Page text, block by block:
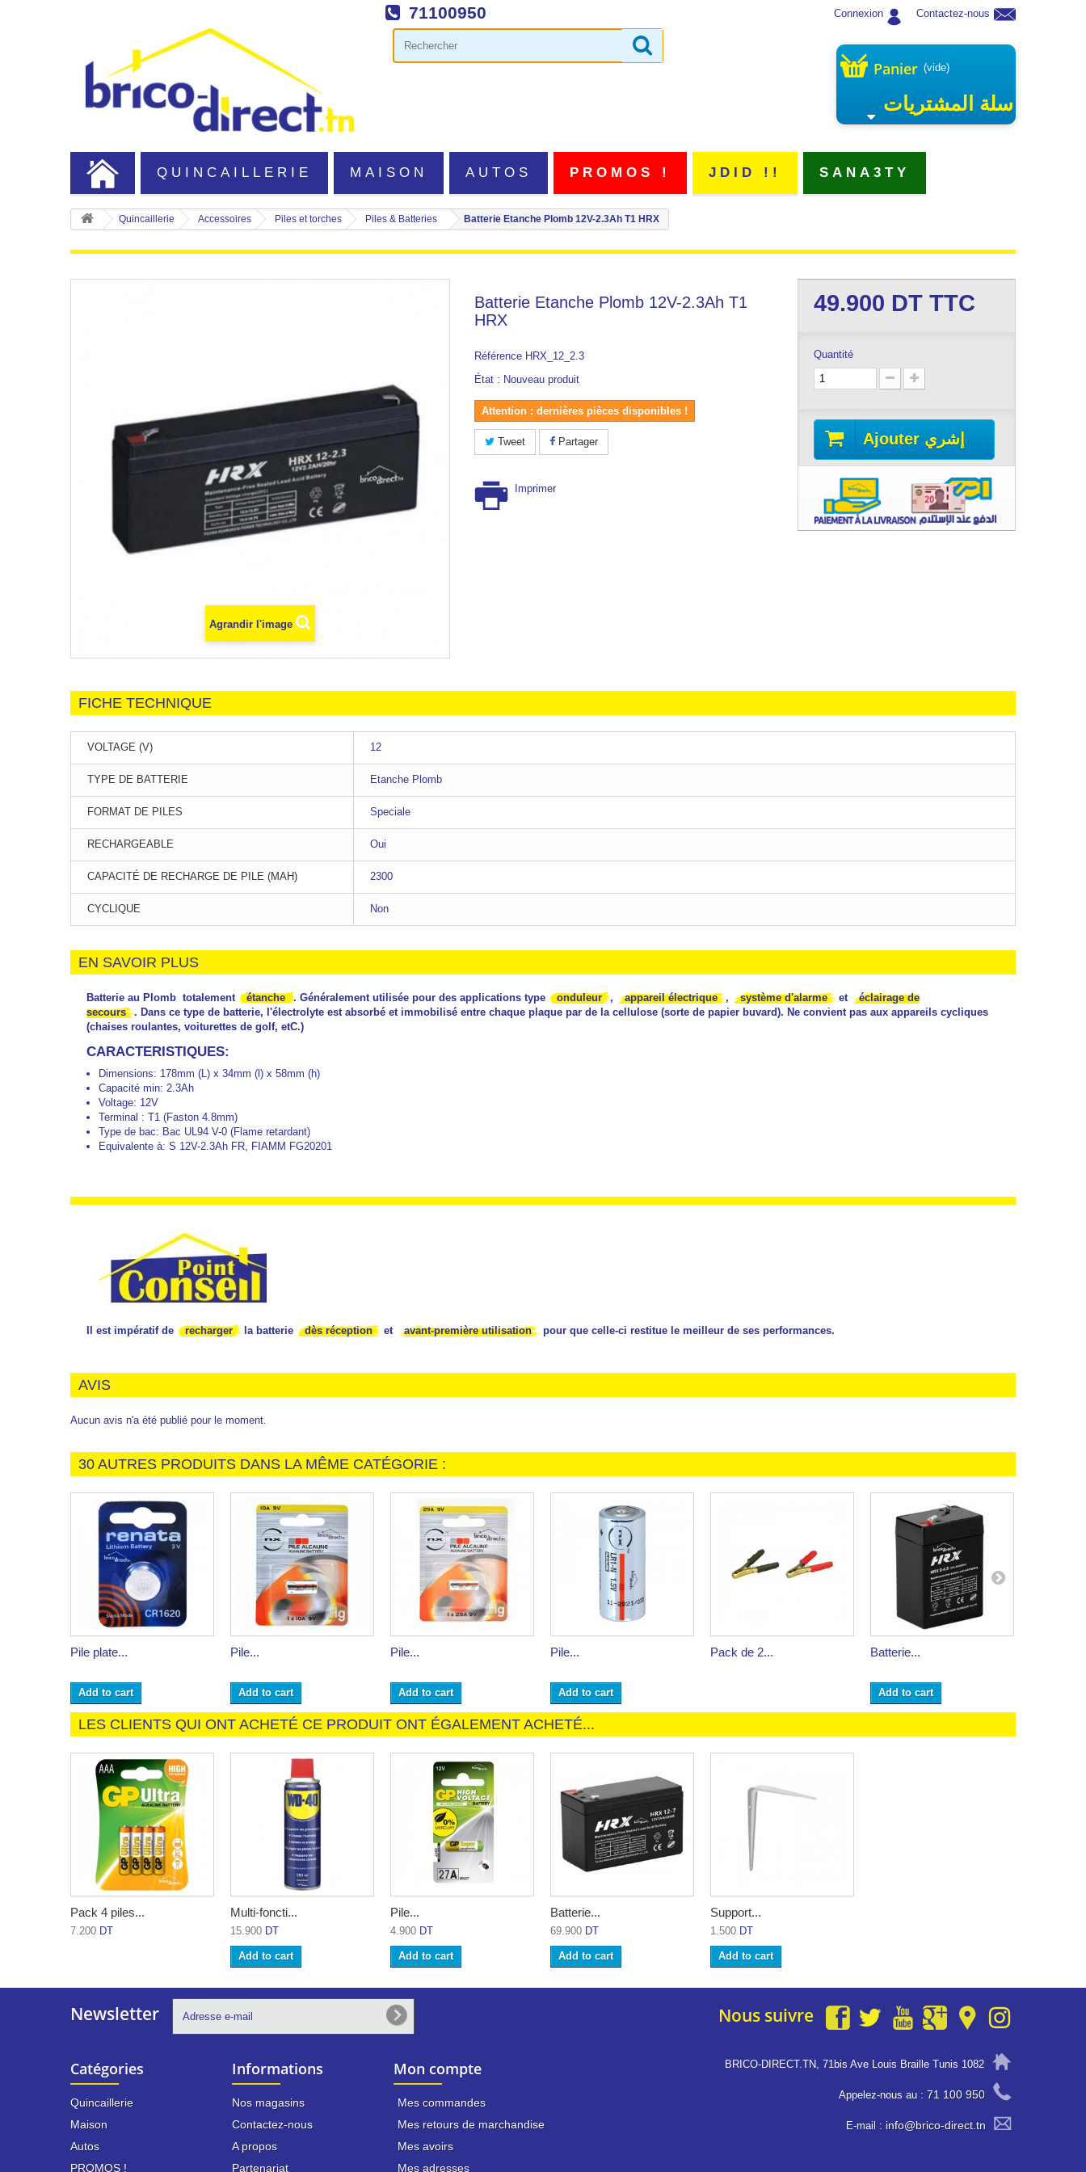
Contactez-nous
71100950 Connexion
Panier (vide)
سلة المشتريات
QUINCAILLERIE MAISON AUTOS PROMOS ! JDID !! SANA3TY
Quincaillerie Accessoires Piles et torches Piles & Batteries Batterie Etanche Plomb 12V-2.3Ah T1 HRX
Agrandir l'image
Batterie Etanche Plomb 12V-2.3Ah T1
HRX
Référence HRX_12_2.3
État : Nouveau produit
Attention : dernières pièces disponibles !
Tweet Partager
Imprimer
49.900 DT TTC
Quantité
Ajouter إشري
FICHE TECHNIQUE
VOLTAGE (V) 12
TYPE DE BATTERIE Etanche Plomb
FORMAT DE PILES Speciale
RECHARGEABLE Oui
CAPACITÉ DE RECHARGE DE PILE (MAH) 2300
CYCLIQUE Non
EN SAVOIR PLUS
Batterie au Plomb totalement étanche . Généralement utilisée pour des applications type onduleur , appareil électrique , système d'alarme et
éclairage de
secours
. Dans ce type de batterie, l'électrolyte est absorbé et immobilisé entre chaque plaque par de la cellulose (sorte de papier buvard). Ne convient pas aux appareils cycliques
(chaises roulantes, voiturettes de golf, etC.)
CARACTERISTIQUES:
Dimensions: 178mm (L) x 34mm (l) x 58mm (h)
Capacité min: 2.3Ah
Voltage: 12V
Terminal : T1 (Faston 4.8mm)
Type de bac: Bac UL94 V-0 (Flame retardant)
Equivalente à: S 12V-2.3Ah FR, FIAMM FG20201
Il est impératif de recharger la batterie dès réception et avant-première utilisation pour que celle-ci restitue le meilleur de ses performances.
AVIS
Aucun avis n'a été publié pour le moment.
30 AUTRES PRODUITS DANS LA MÊME CATÉGORIE :
Pile plate...
Add to cart
Pile...
Add to cart
Pile...
Add to cart
Pile...
Add to cart
Pack de 2... Batterie...
Add to cart
LES CLIENTS QUI ONT ACHETÉ CE PRODUIT ONT ÉGALEMENT ACHETÉ...
Pack 4 piles...
7.200 DT
Multi-foncti...
15.900 DT
Add to cart
Pile...
4.900 DT
Add to cart
Batterie...
69.900 DT
Add to cart
Support...
1.500 DT
Add to cart
Newsletter Nous suivre
Catégories
Quincaillerie
Maison
Autos
PROMOS !
Informations
Nos magasins
Contactez-nous
A propos
Partenariat
Mon compte
Mes commandes
Mes retours de marchandise
Mes avoirs
Mes adresses
BRICO-DIRECT.TN, 71bis Ave Louis Braille Tunis 1082
Appelez-nous au : 71 100 950
E-mail : info@brico-direct.tn